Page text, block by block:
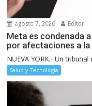
agosto 7, 2026 Editor
Meta es condenada
por afectaciones a la
NUEVA YORK.- Un
Salud y Tecnología